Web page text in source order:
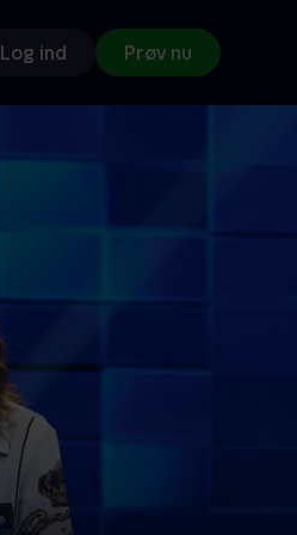
Log ind Prøv nu